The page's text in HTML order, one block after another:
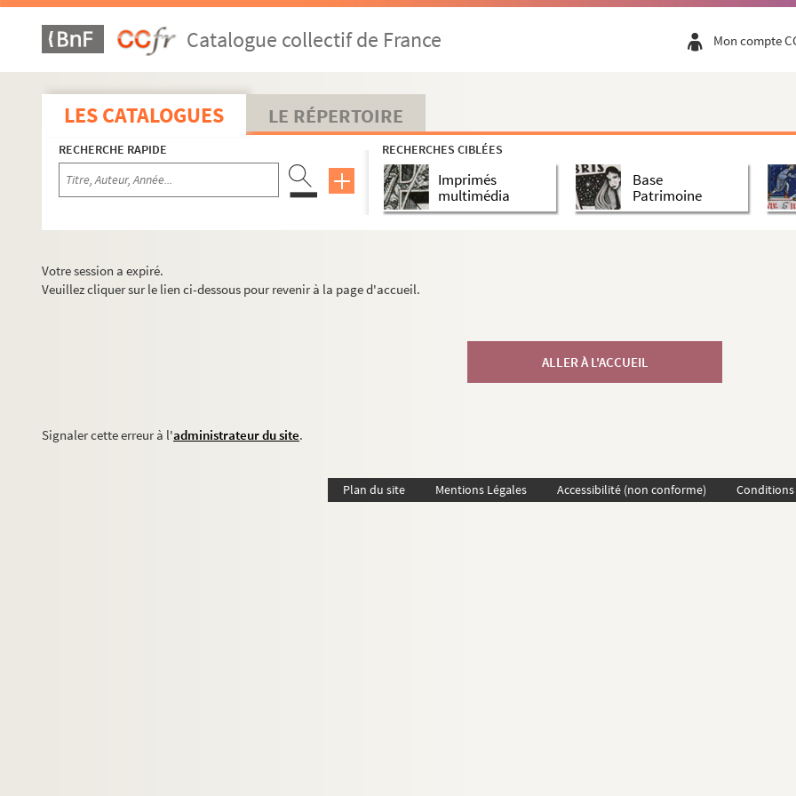
Catalogue collectif de France Mon compte
LES CATALOGUES LE RÉPERTOIRE
RECHERCHE RAPIDE RECHERCHES CIBLÉES
Imprimés
multimédia
Base
Patrimoine
Votre session a expiré.
Veuillez cliquer sur le lien ci-dessous pour revenir à la page d'accueil.
ALLER À L'ACCUEIL
Signaler cette erreur à l'administrateur du site.
Plan du site Mentions Légales Accessibilité (non conforme)